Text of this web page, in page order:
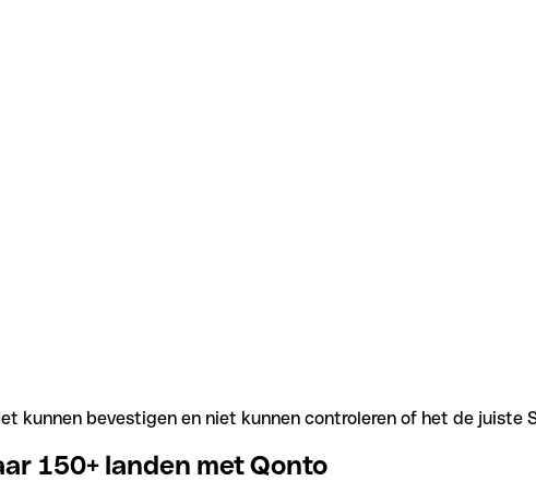
kunnen bevestigen en niet kunnen controleren of het de juiste
150+ landen met Qonto